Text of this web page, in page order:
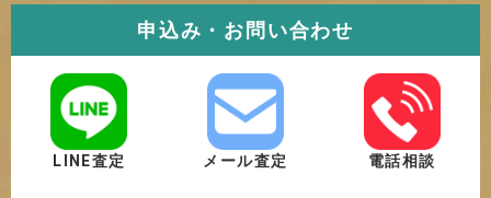
申込み・お問い合わせ
LINE査定 メール査定 電話相談